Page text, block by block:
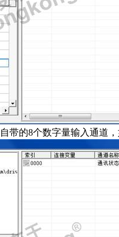
带的8个数字量输入通道